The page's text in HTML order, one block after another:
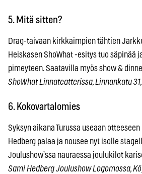
5. Mitä sitten?
Drag-taivaan kirkkaimpien tähtien
Heiskasen ShoWhat -esitys tuo säpinää
pimeyteen. Saatavilla myös show &
ShoWhat Linnateatterissa, Linnankatu 31,
6. Kokovartalomies
Syksyn aikana Turussa useaan
Hedberg palaa ja nousee nyt isolle
Joulushow’ssa nauraessa joulukilot
Sami Hedberg Joulushow Logomossa,